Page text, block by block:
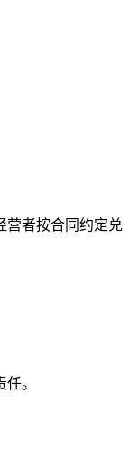
营者按合同约定兑
。